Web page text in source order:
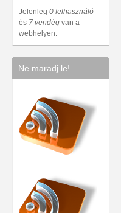
Jelenleg 0 felhasználó
és 7 vendég van a
webhelyen.
Ne maradj le!